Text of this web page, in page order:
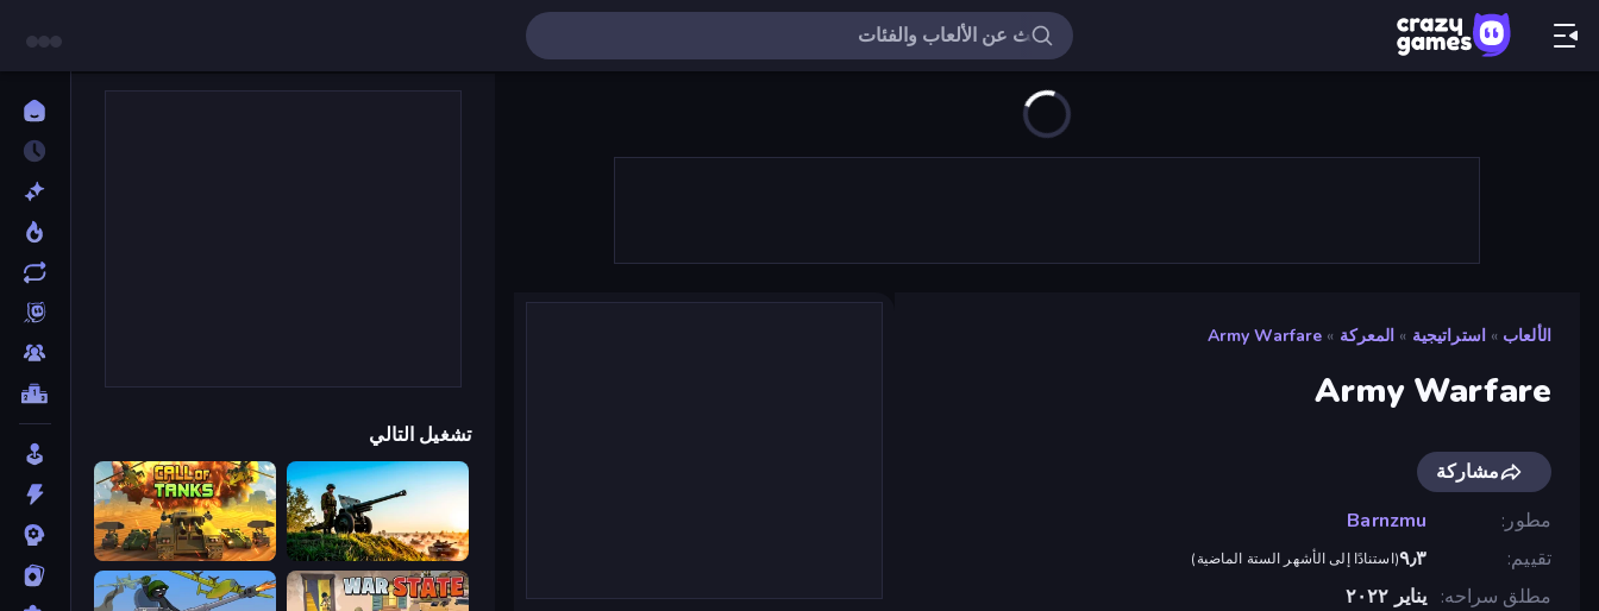
الألعاب » استراتيجية » المعركة »
Army Warfare
Army Warfare
مشاركة
مطور
Barnzmu
تقييم
٩٫٣(استنادًا إلى الأشهر الستة الماضية)
مطلق سراحه
يناير ٢٠٢٢
تشغيل التالي
Artillery Vs Tanks
Call of Tanks